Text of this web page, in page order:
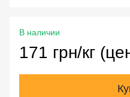
В наличии
171 грн/кг